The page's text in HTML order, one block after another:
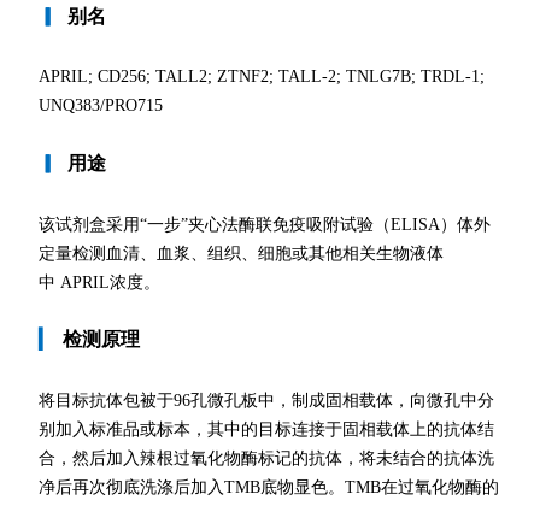
别名
APRIL; CD256; TALL2; ZTNF2; TALL-2; TNLG7B; TRDL-1;
UNQ383/PRO715
用途
该试剂盒采用“一步”夹心法酶联免疫吸附试验（ELISA）体外
定量检测血清、血浆、组织、细胞或其他相关生物液体
中 APRIL浓度。
检测原理
将目标抗体包被于96孔微孔板中，制成固相载体，向微孔中分
别加入标准品或标本，其中的目标连接于固相载体上的抗体结
合，然后加入辣根过氧化物酶标记的抗体，将未结合的抗体洗
净后再次彻底洗涤后加入TMB底物显色。TMB在过氧化物酶的